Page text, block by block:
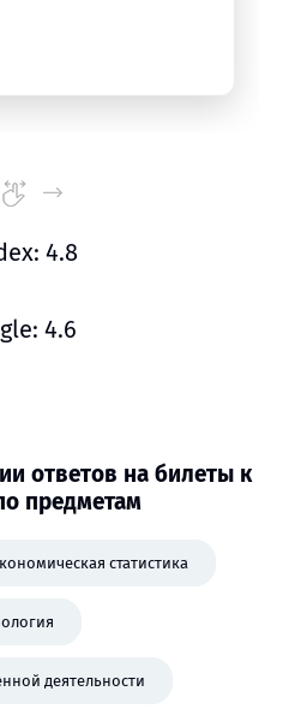
4.8
4.6
ответов на билеты к
предметам
статистика
деятельности